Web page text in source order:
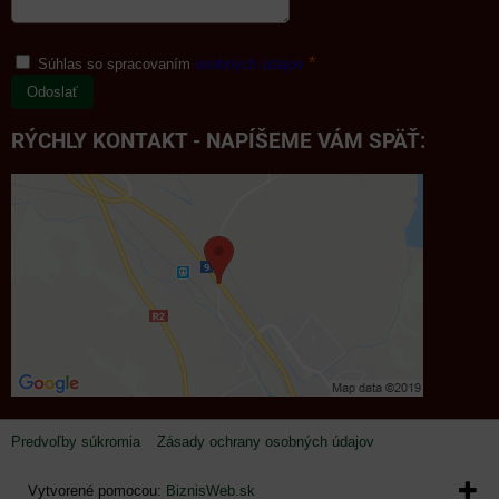
Súhlas so spracovaním osobných údajov *
Odoslať
RÝCHLY KONTAKT - NAPÍŠEME VÁM SPÄŤ:
Predvoľby súkromia Zásady ochrany osobných údajov
Vytvorené pomocou: BiznisWeb.sk